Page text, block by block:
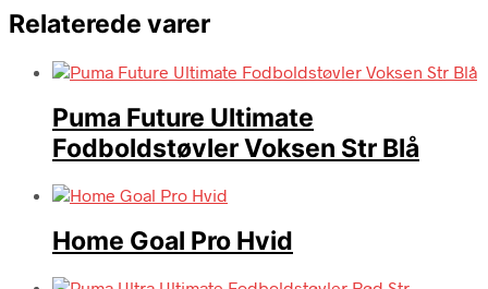
Relaterede varer
Puma Future Ultimate
Fodboldstøvler Voksen Str Blå
Home Goal Pro Hvid